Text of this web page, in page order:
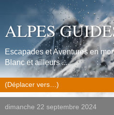
ALPES
Escapades et Aventures en
Blanc et ailleurs ....
dimanche 22 septembre 2024